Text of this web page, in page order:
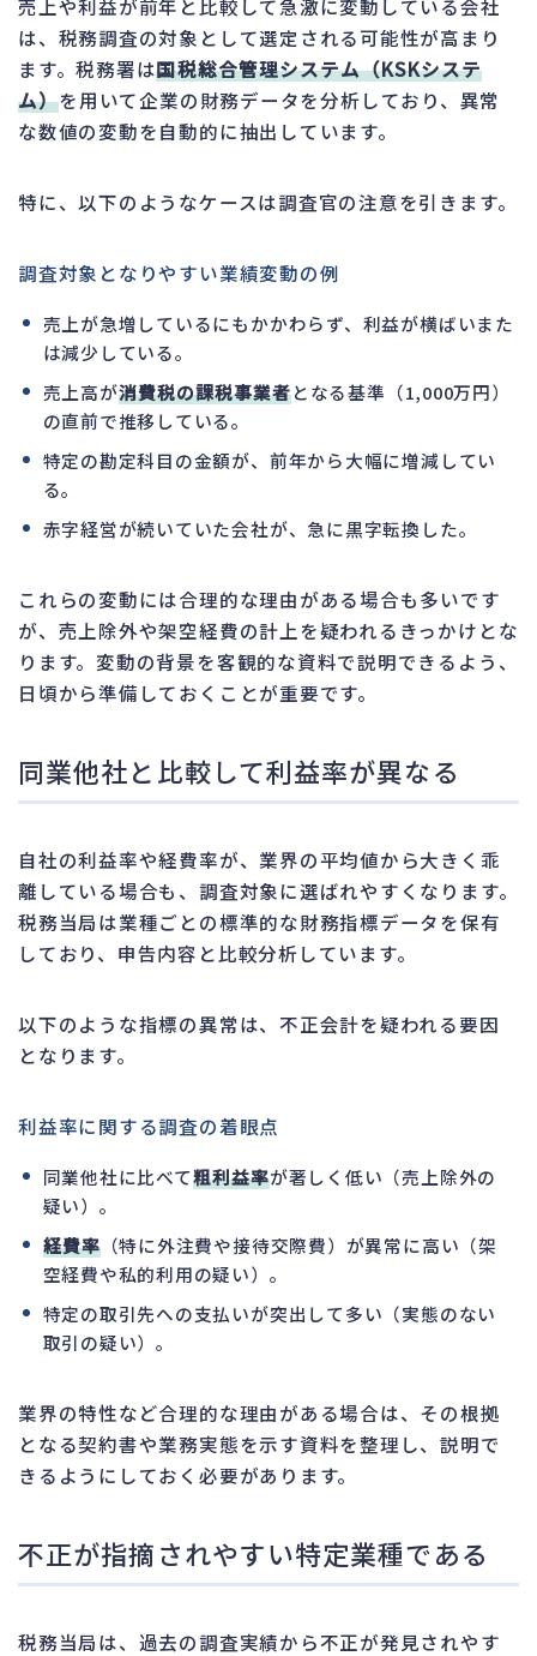
売上や利益が前年と比較して急激に変動している会社
は、税務調査の対象として選定される可能性が高まり
ます。税務署は国税総合管理システム（KSKシステ
ム）を用いて企業の財務データを分析しており、異常
な数値の変動を自動的に抽出しています。
特に、以下のようなケースは調査官の注意を引きます。
調査対象となりやすい業績変動の例
売上が急増しているにもかかわらず、利益が横ばいまた
は減少している。
売上高が消費税の課税事業者となる基準（1,000万円）
の直前で推移している。
特定の勘定科目の金額が、前年から大幅に増減してい
る。
赤字経営が続いていた会社が、急に黒字転換した。
これらの変動には合理的な理由がある場合も多いです
が、売上除外や架空経費の計上を疑われるきっかけとな
ります。変動の背景を客観的な資料で説明できるよう、
日頃から準備しておくことが重要です。
同業他社と比較して利益率が異なる
自社の利益率や経費率が、業界の平均値から大きく乖
離している場合も、調査対象に選ばれやすくなります。
税務当局は業種ごとの標準的な財務指標データを保有
しており、申告内容と比較分析しています。
以下のような指標の異常は、不正会計を疑われる要因
となります。
利益率に関する調査の着眼点
同業他社に比べて粗利益率が著しく低い（売上除外の
疑い）。
経費率（特に外注費や接待交際費）が異常に高い（架
空経費や私的利用の疑い）。
特定の取引先への支払いが突出して多い（実態のない
取引の疑い）。
業界の特性など合理的な理由がある場合は、その根拠
となる契約書や業務実態を示す資料を整理し、説明で
きるようにしておく必要があります。
不正が指摘されやすい特定業種である
税務当局は、過去の調査実績から不正が発見されやす